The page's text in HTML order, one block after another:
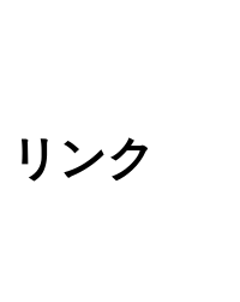
ンク